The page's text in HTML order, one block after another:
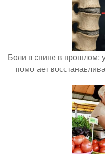
Боли в спине в прошлом:
помогает